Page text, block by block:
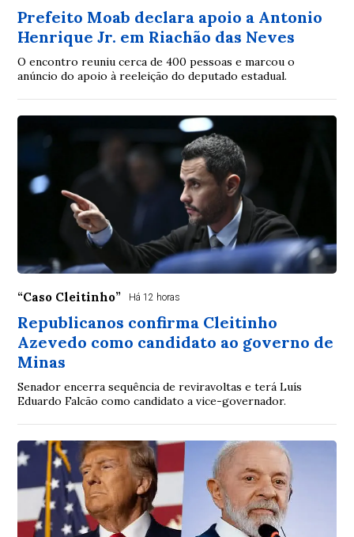
Prefeito Moab declara apoio a Antonio
Henrique Jr. em Riachão das Neves
O encontro reuniu cerca de 400 pessoas e marcou o
anúncio do apoio à reeleição do deputado estadual.
“Caso Cleitinho” Há 12 horas
Republicanos confirma Cleitinho
Azevedo como candidato ao governo de
Minas
Senador encerra sequência de reviravoltas e terá Luís
Eduardo Falcão como candidato a vice-governador.